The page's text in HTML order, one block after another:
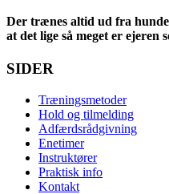
Der trænes altid ud fra
at det lige så meget er
SIDER
Træningsmetoder
Hold og tilmelding
Adfærdsrådgivning
Enetimer
Instruktører
Praktisk info
Kontakt